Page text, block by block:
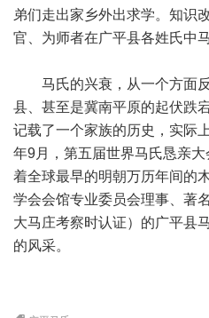
弟们走出家乡外出求学。知识
官、为师者在广平县各姓氏中
马氏的兴衰，从一个方面反
县、甚至是冀南平原的起伏跌
记载了一个家族的历史，实际
年9月，第五届世界马氏恳亲
着全球最早的明朝万历年间的
学会会馆专业委员会理事、著
大马庄考察时认证）的广平县
的风采。